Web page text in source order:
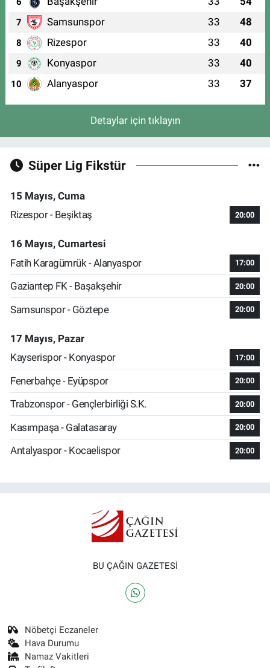
7 Samsunspor 33 48
8 Rizespor 33 40
9 Konyaspor 33 40
10 Alanyaspor 33 37
Detaylar için tıklayın
Süper Lig Fikstür
15 Mayıs, Cuma
Rizespor - Beşiktaş
20:00
16 Mayıs, Cumartesi
Fatih Karagümrük - Alanyaspor
17:00
Gaziantep FK - Başakşehir 20:00
Samsunspor - Göztepe 20:00
17 Mayıs, Pazar
Kayserispor - Konyaspor
17:00
Fenerbahçe - Eyüpspor 20:00
Trabzonspor - Gençlerbirliği S.K. 20:00
Kasımpaşa - Galatasaray 20:00
Antalyaspor - Kocaelispor 20:00
BU ÇAĞIN GAZETESİ
Nöbetçi Eczaneler
Hava Durumu
Namaz Vakitleri